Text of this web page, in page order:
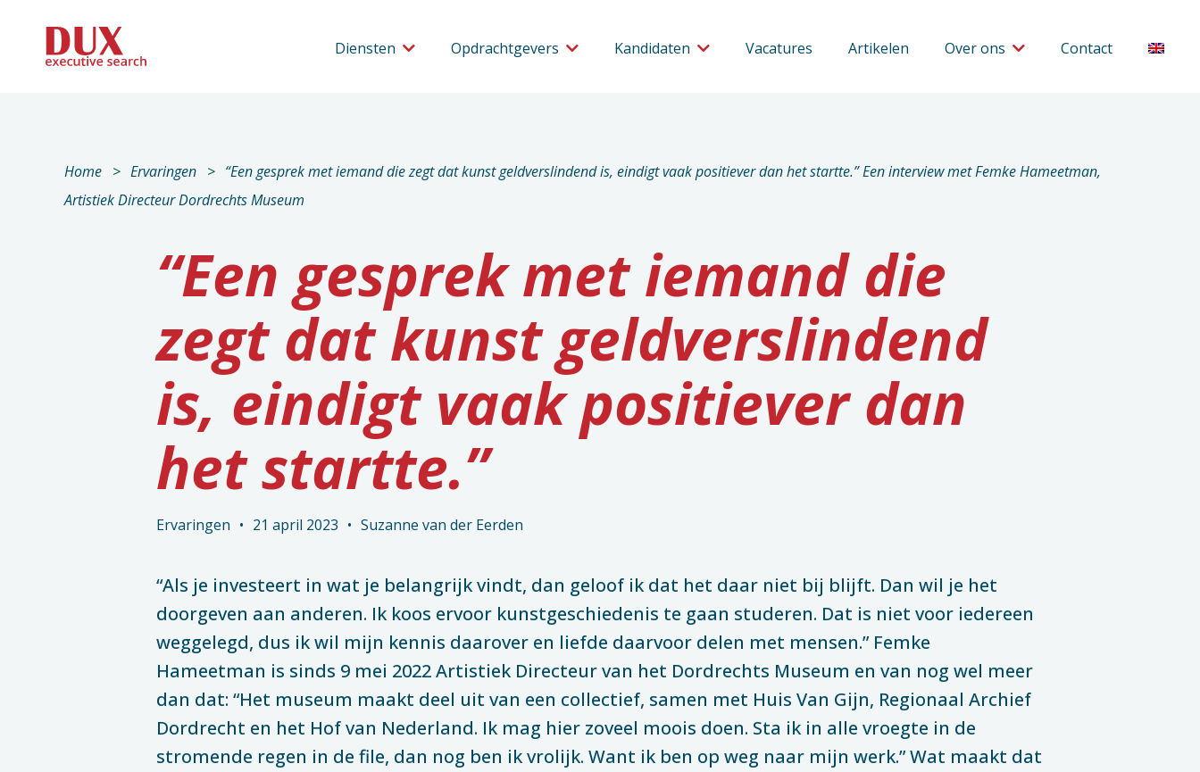
Diensten Opdrachtgevers Kandidaten Vacatures Artikelen Over ons Contact
Home Ervaringen
“Een gesprek met iemand die zegt dat kunst geldverslindend is, eindigt vaak positiever dan het startte.” Een interview met Femke Hameetman,
Artistiek Directeur Dordrechts Museum
“Een gesprek met iemand die
zegt dat kunst geldverslindend
is, eindigt vaak positiever dan
het startte.”
Ervaringen • 21 april 2023 • Suzanne van der Eerden
“Als je investeert in wat je belangrijk vindt, dan geloof ik dat het daar niet bij blijft. Dan wil je het
doorgeven aan anderen. Ik koos ervoor kunstgeschiedenis te gaan studeren. Dat is niet voor iedereen
weggelegd, dus ik wil mijn kennis daarover en liefde daarvoor delen met mensen.” Femke
Hameetman is sinds 9 mei 2022 Artistiek Directeur van het Dordrechts Museum en van nog wel meer
dan dat: “Het museum maakt deel uit van een collectief, samen met Huis Van Gijn, Regionaal Archief
Dordrecht en het Hof van Nederland. Ik mag hier zoveel moois doen. Sta ik in alle vroegte in de
stromende regen in de file, dan nog ben ik vrolijk. Want ik ben op weg naar mijn werk.” Wat maakt dat